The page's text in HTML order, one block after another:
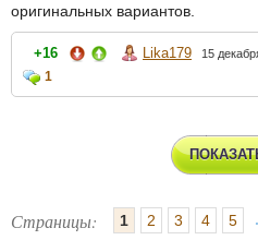
оригинальных вариантов.
+16 Lika179 15
1
Страницы: 1 2 3 4 5